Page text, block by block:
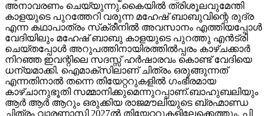
അനാവരണം ചെയ്യുന്നു.കൈയില്‍ ത്രിശൂലവുമേന്തി
കാളയുടെ പുറത്തേറി വരുന്ന മഹേഷ് ബാബുവിന്റെ രുദ്ര
എന്ന കഥാപാത്രം സ്‌ക്രീനിൽ അവസാനം എത്തിയപ്പോൾ
വേദിയിലും മഹേഷ് ബാബു കാളയുടെ പുറത്തു എൻട്രി
ചെയ്തപ്പോൾ അറുപത്തിനായിരത്തിൽപ്പരം കാഴ്ചക്കാർ
നിറഞ്ഞ ഇവന്റിലെ സദസ്സ് ഹർഷാരവം കൊണ്ട് വേദിയെ
ധന്യമാക്കി. ഐമാക്‌സിലാണ് ചിത്രം ഒരുങ്ങുന്നത്
എന്നതിനാല്‍ തന്നെ തിയേറ്ററുകളില്‍ ഗംഭീരമായ
കാഴ്ചാനുഭൂതി സമ്മാനിക്കുമെന്നുറപ്പാണ്.ബാഹുബലിയും
ആർ ആർ ആറും ഒരുക്കിയ രാജമൗലിയുടെ ബ്രഹ്മാണ്ഡ
ചിത്രം വാരണാസി 2027ൽ തിയേറ്ററുകളിലേക്കെത്തും. പി